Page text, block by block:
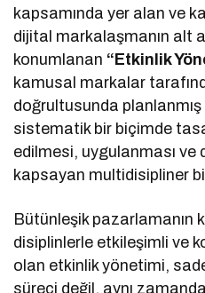
kapsamında yer alan ve
dijital markalaşmanın alt
konumlanan “Etkinlik
kamusal markalar
doğrultusunda
sistematik bir biçimde
edilmesi, uygulanması ve
kapsayan multidisipliner
Bütünleşik pazarlamanın
disiplinlerle etkileşimli ve
olan etkinlik yönetimi,
süreci değil, aynı